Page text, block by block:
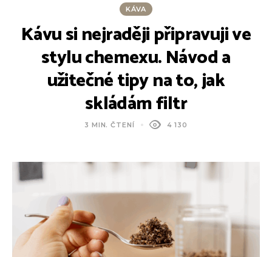
KÁVA
Kávu si nejraději připravuji ve
stylu chemexu. Návod a
užitečné tipy na to, jak
skládám filtr
3 MIN. ČTENÍ 4 130